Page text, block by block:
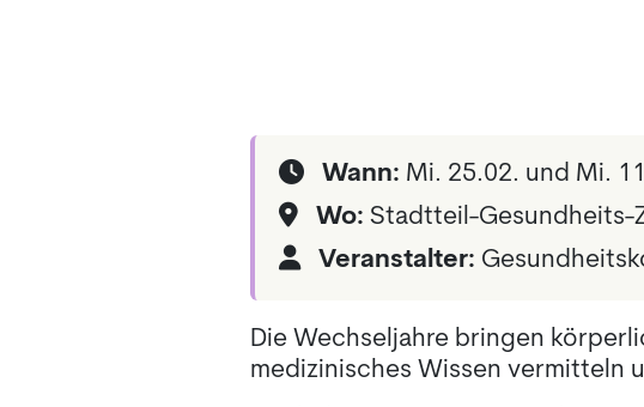
Wann: Mi. 25.02. und Mi.
Wo: S tadtteil-Gesundheits-
Veranstalter:
Die Wechseljahre bringen
medizinisches Wissen vermitteln